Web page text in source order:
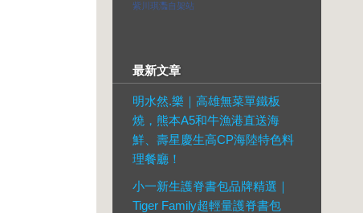
紫川琪灩自架站
最新文章
明水然.樂｜高雄無菜單鐵板
燒，熊本A5和牛漁港直送海
鮮、壽星慶生高CP海陸特色料
理餐廳！
小一新生護脊書包品牌精選｜
Tiger Family超輕量護脊書包